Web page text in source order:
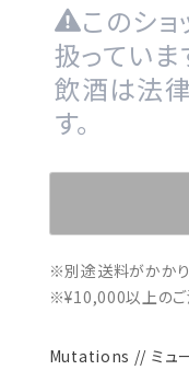
このシ
扱ってい
飲酒は法
す。
※別途送料がかかり
※¥10,000以上のご
Mutations // ミュ